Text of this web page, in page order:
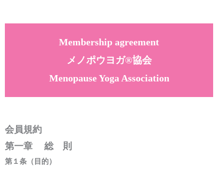
Membership agreement
メノポウヨガ®協会
Menopause Yoga Association
会員規約
第一章 総 則
第 １条（ 目的）